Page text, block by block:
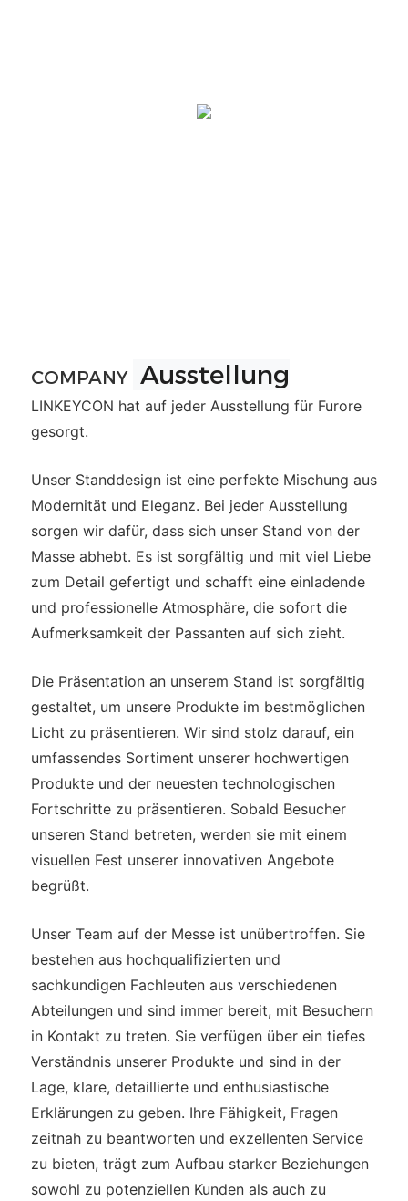
COMPANY Ausstellung
LINKEYCON hat auf jeder Ausstellung für Furore
gesorgt.
Unser Standdesign ist eine perfekte Mischung aus
Modernität und Eleganz. Bei jeder Ausstellung
sorgen wir dafür, dass sich unser Stand von der
Masse abhebt. Es ist sorgfältig und mit viel Liebe
zum Detail gefertigt und schafft eine einladende
und professionelle Atmosphäre, die sofort die
Aufmerksamkeit der Passanten auf sich zieht.
Die Präsentation an unserem Stand ist sorgfältig
gestaltet, um unsere Produkte im bestmöglichen
Licht zu präsentieren. Wir sind stolz darauf, ein
umfassendes Sortiment unserer hochwertigen
Produkte und der neuesten technologischen
Fortschritte zu präsentieren. Sobald Besucher
unseren Stand betreten, werden sie mit einem
visuellen Fest unserer innovativen Angebote
begrüßt.
Unser Team auf der Messe ist unübertroffen. Sie
bestehen aus hochqualifizierten und
sachkundigen Fachleuten aus verschiedenen
Abteilungen und sind immer bereit, mit Besuchern
in Kontakt zu treten. Sie verfügen über ein tiefes
Verständnis unserer Produkte und sind in der
Lage, klare, detaillierte und enthusiastische
Erklärungen zu geben. Ihre Fähigkeit, Fragen
zeitnah zu beantworten und exzellenten Service
zu bieten, trägt zum Aufbau starker Beziehungen
sowohl zu potenziellen Kunden als auch zu